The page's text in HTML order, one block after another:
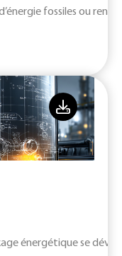
fossiles ou
énergétique se